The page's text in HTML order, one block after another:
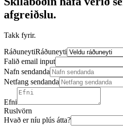
afgreiðslu.
Takk fyrir.
RáðuneytiRáðuneyti
Falið email input
Nafn sendanda
Netfang sendanda
Efni
Ruslvörn
Hvað er níu plús átta?